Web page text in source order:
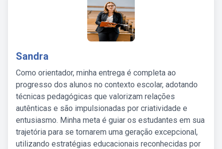
Sandra
Como orientador, minha entrega é completa ao
progresso dos alunos no contexto escolar, adotando
técnicas pedagógicas que valorizam relações
autênticas e são impulsionadas por criatividade e
entusiasmo. Minha meta é guiar os estudantes em sua
trajetória para se tornarem uma geração excepcional,
utilizando estratégias educacionais reconhecidas por